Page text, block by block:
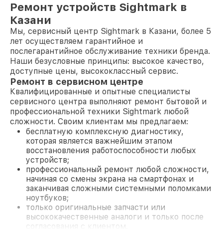
Ремонт устройств Sightmark в
Казани
Мы, сервисный центр Sightmark в Казани, более 5
лет осуществляем гарантийное и
послегарантийное обслуживание техники бренда.
Наши безусловные принципы: высокое качество,
доступные цены, высококлассный сервис.
Ремонт в сервисном центре
Квалифицированные и опытные специалисты
сервисного центра выполняют ремонт бытовой и
профессиональной техники Sightmark любой
сложности. Своим клиентам мы предлагаем:
бесплатную комплексную диагностику,
которая является важнейшим этапом
восстановления работоспособности любых
устройств;
профессиональный ремонт любой сложности,
начиная со смены экрана на смартфонах и
заканчивая сложными системными поломками
ноутбуков;
только оригинальные запчасти или
высококачественные аналоги и только после
согласования с клиентом.